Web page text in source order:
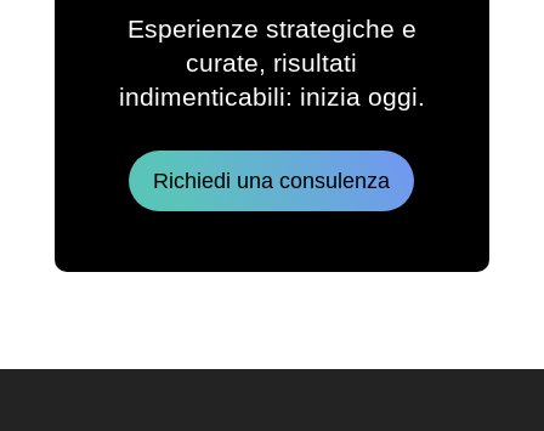
Esperienze strategiche e
curate, risultati
indimenticabili: inizia oggi.
Richiedi una consulenza